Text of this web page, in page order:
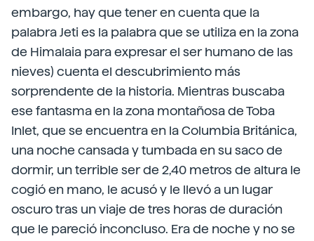
embargo, hay que tener en cuenta que la
palabra Jeti es la palabra que se utiliza en la zona
de Himalaia para expresar el ser humano de las
nieves) cuenta el descubrimiento más
sorprendente de la historia. Mientras buscaba
ese fantasma en la zona montañosa de Toba
Inlet, que se encuentra en la Columbia Británica,
una noche cansada y tumbada en su saco de
dormir, un terrible ser de 2,40 metros de altura le
cogió en mano, le acusó y le llevó a un lugar
oscuro tras un viaje de tres horas de duración
que le pareció inconcluso. Era de noche y no se